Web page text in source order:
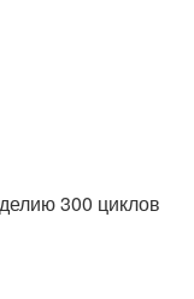
300 циклов